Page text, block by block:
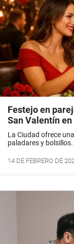
Festejo en
San Valentín
La Ciudad ofrece
paladares y
14 DE FEBRERO DE